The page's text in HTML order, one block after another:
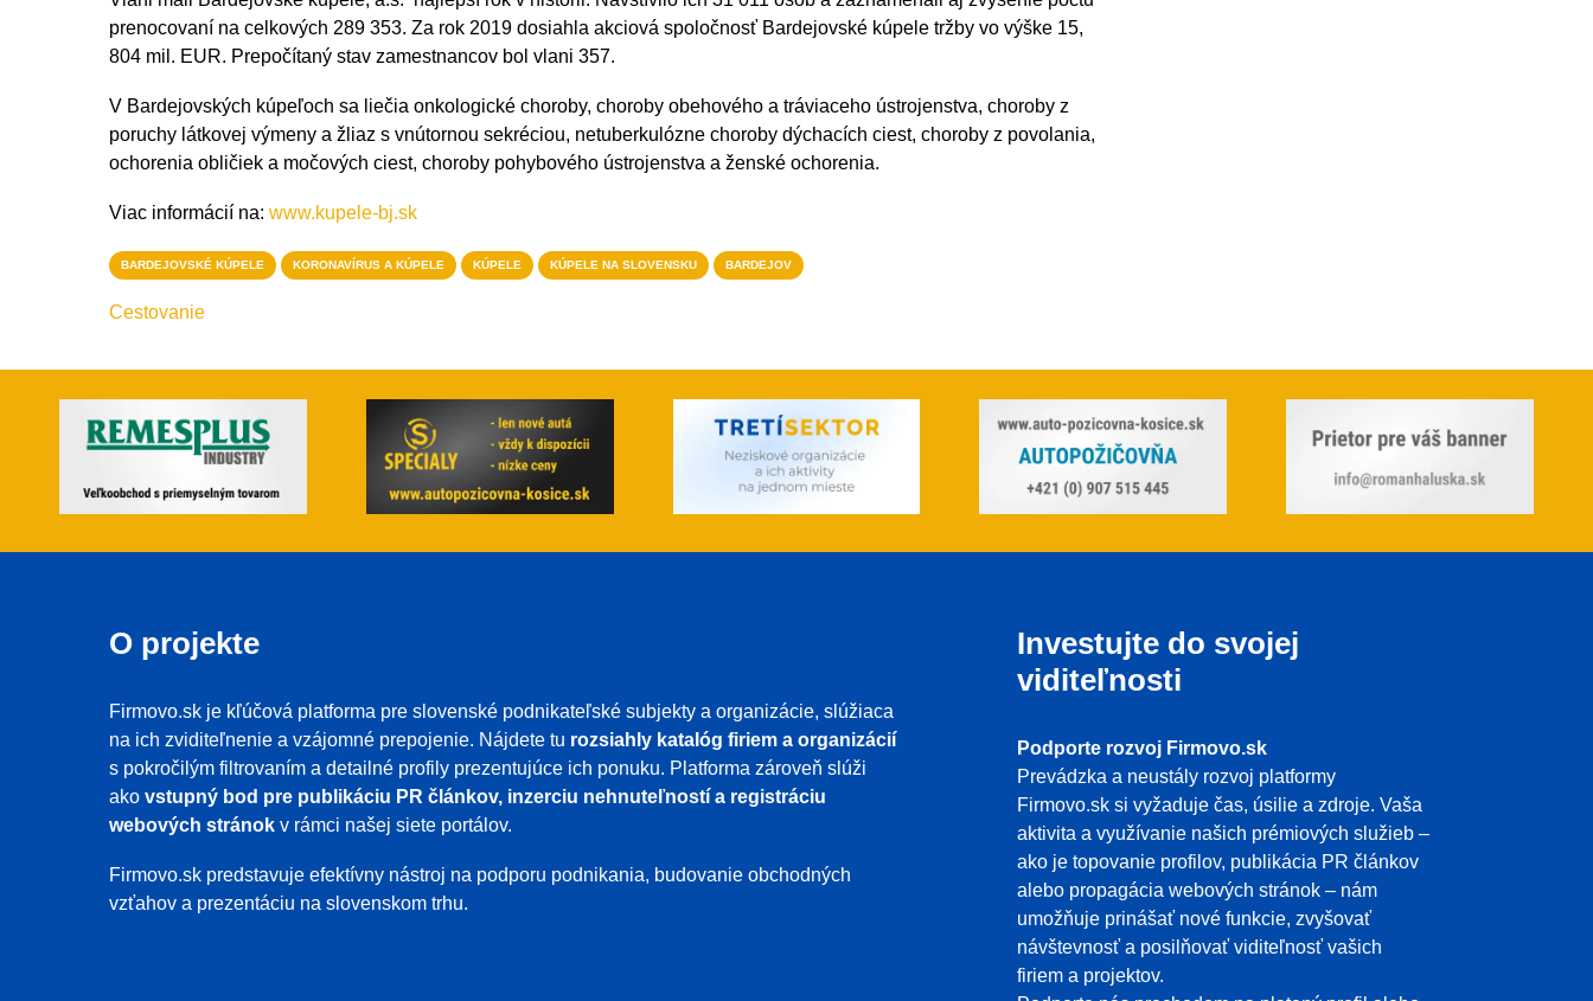
prenocovaní na celkových 289 353. Za rok 2019 dosiahla akciová spoločnosť Bardejovské kúpele tržby vo výške 15,
804 mil. EUR. Prepočítaný stav zamestnancov bol vlani 357.
V Bardejovských kúpeľoch sa liečia onkologické choroby, choroby obehového a tráviaceho ústrojenstva, choroby z
poruchy látkovej výmeny a žliaz s vnútornou sekréciou, netuberkulózne choroby dýchacích ciest, choroby z povolania,
ochorenia obličiek a močových ciest, choroby pohybového ústrojenstva a ženské ochorenia.
Viac informácií na: www.kupele-bj.sk
BARDEJOVSKÉ KÚPELE KORONAVÍRUS A KÚPELE KÚPELE KÚPELE NA SLOVENSKU BARDEJOV
Cestovanie
O projekte
Firmovo.sk je kľúčová platforma pre slovenské podnikateľské subjekty a organizácie, slúžiaca
na ich zviditeľnenie a vzájomné prepojenie. Nájdete tu rozsiahly katalóg firiem a organizácií
s pokročilým filtrovaním a detailné profily prezentujúce ich ponuku. Platforma zároveň slúži
ako vstupný bod pre publikáciu PR článkov, inzerciu nehnuteľností a registráciu
webových stránok v rámci našej siete portálov.
Firmovo.sk predstavuje efektívny nástroj na podporu podnikania, budovanie obchodných
vzťahov a prezentáciu na slovenskom trhu.
Investujte do svojej
viditeľnosti
Podporte rozvoj Firmovo.sk
Prevádzka a neustály rozvoj platformy
Firmovo.sk si vyžaduje čas, úsilie a zdroje. Vaša
aktivita a využívanie našich prémiových služieb –
ako je topovanie profilov, publikácia PR článkov
alebo propagácia webových stránok – nám
umožňuje prinášať nové funkcie, zvyšovať
návštevnosť a posilňovať viditeľnosť vašich
firiem a projektov.